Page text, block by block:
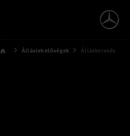
Álláslehetőségek Álláskeresés